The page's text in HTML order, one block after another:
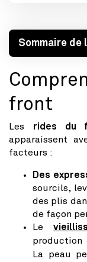
Sommaire
front
Les rides du
apparaissent
facteurs :
Des
sourcils,
des plis
de façon
Le
production
La peau